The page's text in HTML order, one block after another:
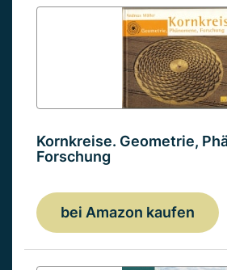
Kornkreise. Geometrie,
Forschung
bei Amazon kaufen